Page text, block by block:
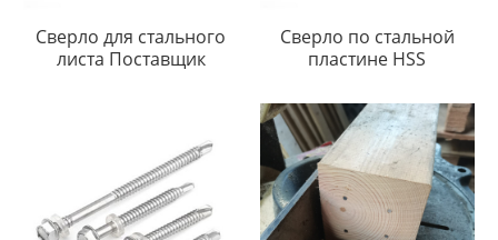
Сверло для стального
листа Поставщик
Сверло по стальной
пластине HSS